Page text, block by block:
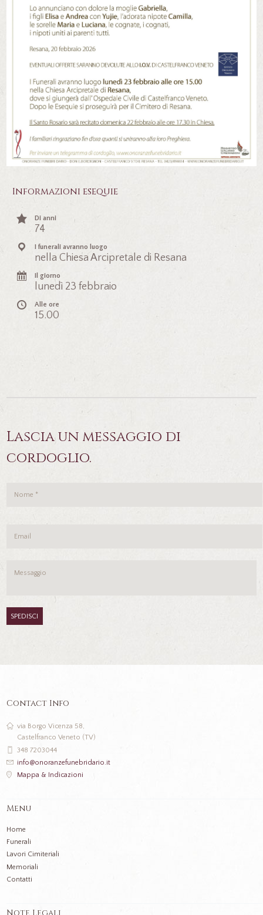
Informazioni esequie
Di anni
74
I funerali avranno luogo
nella Chiesa Arcipretale di Resana
Il giorno
lunedì 23 febbraio
Alle ore
15.00
Lascia un messaggio di
cordoglio.
Contact Info
via Borgo Vicenza 58,
Castelfranco Veneto (TV)
348 7203044
info@onoranzefunebridario.it
Mappa & Indicazioni
Menu
Home
Funerali
Lavori Cimiteriali
Memoriali
Contatti
Note Legali